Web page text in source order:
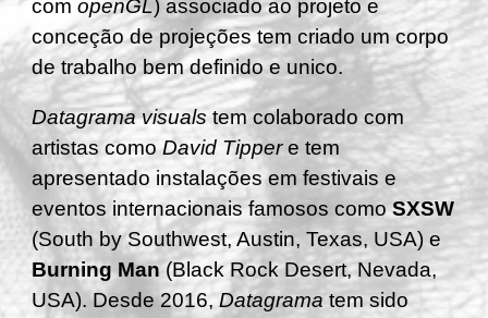
comopenGL) associado ao projeto e
conceção de projeções tem criado um corpo
de trabalho bem definido e unico.
Datagrama visualstem colaborado com
artistas comoDavid Tippere tem
apresentado instalações em festivais e
eventos internacionais famosos comoSXSW
(South by Southwest, Austin, Texas, USA) e
Burning Man(Black Rock Desert, Nevada,
USA).Desde2016,Datagrama tem sido